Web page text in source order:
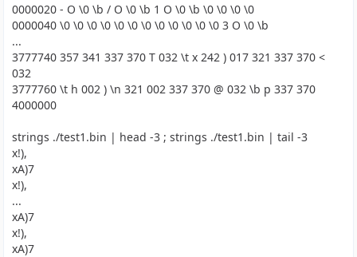
0000020 - O \0 \b / O \0 \b 1 O \0 \b \0 \0 \0 \0
0000040 \0 \0 \0 \0 \0 \0 \0 \0 \0 \0 \0 \0 3 O \0 \b
...
3777740 357 341 337 370 T 032 \t x 242 ) 017 321 337 370 <
032
3777760 \t h 002 ) \n 321 002 337 370 @ 032 \b p 337 370
4000000
strings ./test1.bin | head -3 ; strings ./test1.bin | tail -3
x!),
xA)7
x!),
...
xA)7
x!),
xA)7